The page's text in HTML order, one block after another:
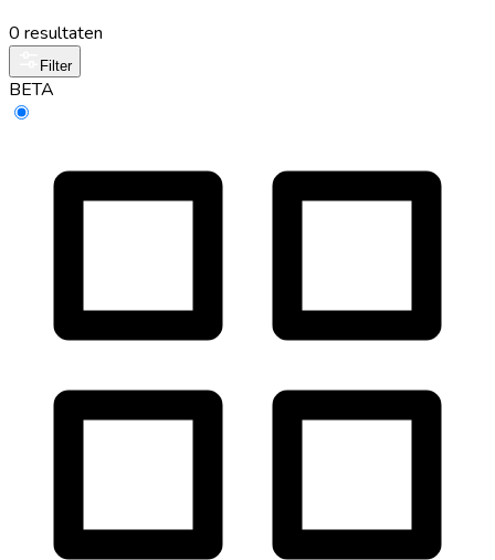
0 resultaten
Filter
BETA